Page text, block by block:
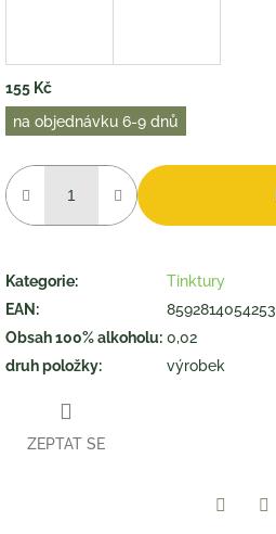
155 Kč
Měrná
cena:
na objednávku 6-9 dnů
Kategorie:
Tinktury
EAN :
8592814054253
Obsah 100% alkoholu: 0,02
druh položky: výrobek
ZEPTAT SE